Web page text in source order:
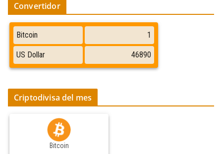
Convertidor
Criptodivisa del mes
Bitcoin